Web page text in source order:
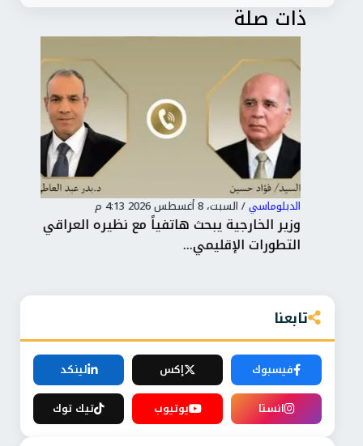
ذات صلة
الدبلوماسي/ السبت، 8 أغسطس 2026 4:13 م
وزير الخارجية يبحث هاتفياً مع نظيره العراقي
التطورات الإقليمي...
تابعنا
فيسبوك إكس
لينكد
انستا
يوتيوب تيك توك